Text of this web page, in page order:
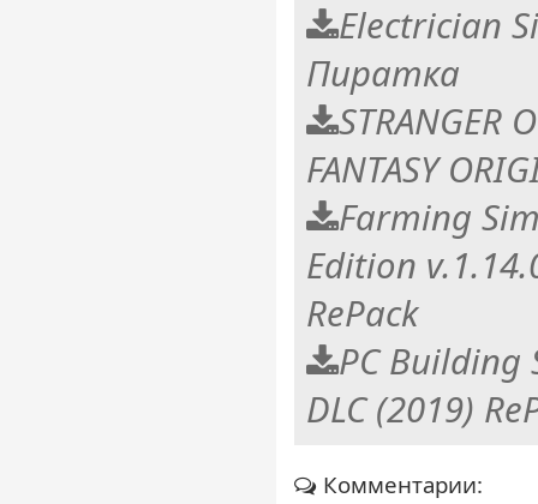
Electrician
Пиратка
STRANGER
FANTASY
Farming
Edition
RePack
PC Building
DLC (2019)
Комментарии: